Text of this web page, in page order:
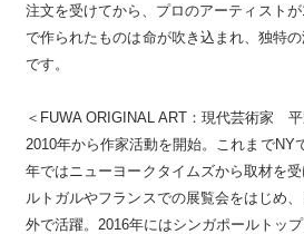
注文を受けてから、プロのアーティスト
で作られたものは命が吹き込まれ、独特
です。
＜FUWA ORIGINAL ART：現代芸術家 平
2010年から作家活動を開始。これまでNY
年ではニューヨークタイムズから取材を
ルトガルやフランスでの展覧会をはじめ
外で活躍。2016年にはシンガポールトッ